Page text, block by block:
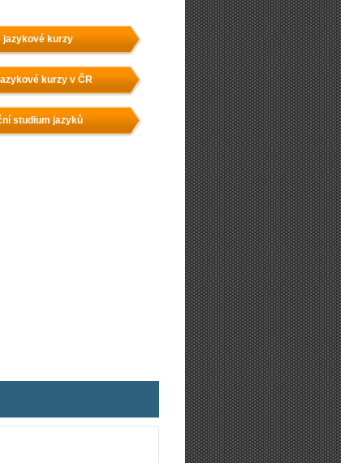
jazykové kurzy
kurzy v ČR
studium jazyků